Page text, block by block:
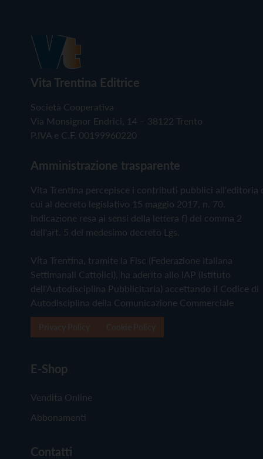
Vita Trentina Editrice
Società Cooperativa
Via Monsignor Endrici, 14 – 38122 Trento
P.IVA e C.F. 00199960220
Amministrazione trasparente
Vita Trentina percepisce i contributi pubblici all'editoria
cui al decreto legislativo 15 maggio 2017, n. 70.
Indicazione resa ai sensi della lettera f) del comma 2
dell'art. 5 del medesimo decreto Lgs.
Vita Trentina, tramite la Fisc (Federazione Italiana
Settimanali Cattolici), ha aderito allo IAP (Istituto
dell'Autodisciplina Pubblicitaria) accettando il Codice di
Autodisciplina della Comunicazione Commerciale
E-Shop
Vendita Online
Abbonamenti
Contatti